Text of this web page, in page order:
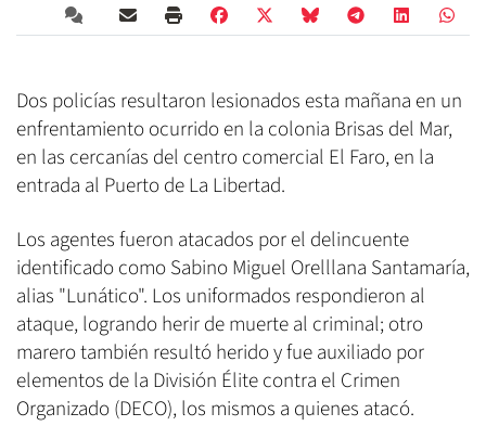
Dos policías resultaron lesionados esta mañana en un
enfrentamiento ocurrido en la colonia Brisas del Mar,
en las cercanías del centro comercial El Faro, en la
entrada al Puerto de La Libertad.
Los agentes fueron atacados por el delincuente
identificado como Sabino Miguel Orelllana Santamaría,
alias "Lunático". Los uniformados respondieron al
ataque, logrando herir de muerte al criminal; otro
marero también resultó herido y fue auxiliado por
elementos de la División Élite contra el Crimen
Organizado (DECO), los mismos a quienes atacó.